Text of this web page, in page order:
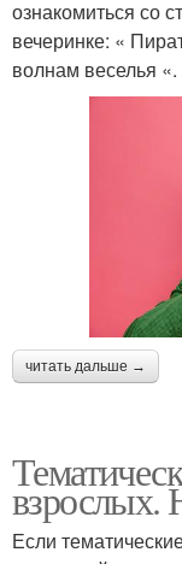
ознакомиться со
вечеринке: «
волнам веселья «.
читать дальше →
взрослых.
Если